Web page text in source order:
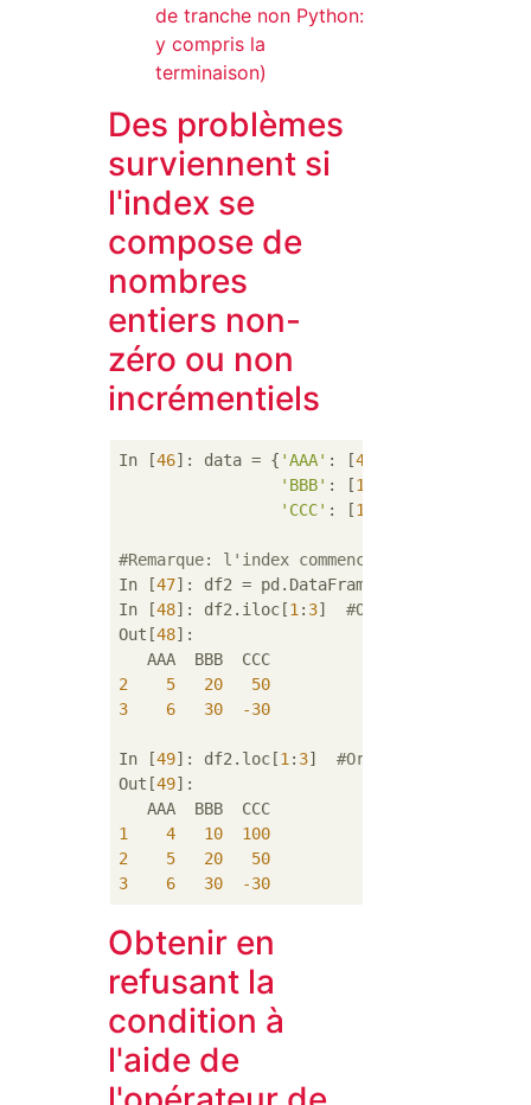
de tranche non Python:
y compris la
terminaison)
Des problèmes
surviennent si
l'index se
compose de
nombres
entiers non-
zéro ou non
incrémentiels
In [46]: data = { 'AAA' : [4
'BBB' : [10
'CCC' : [100
#Remarque: l'index commence à 1
In [47]: df2 = pd.DataFrame(data=data,
In [48]: df2.iloc[1 : 3] #Orienté position
Out[48]:
2
5 20
50
3
6 30 -30
In [49]: df2.loc[1 : 3] #Orienté label
Out[49]:
1
4 10
100
2
5 20
50
3
6 30 -30
Obtenir en
refusant la
condition à
l'aide de